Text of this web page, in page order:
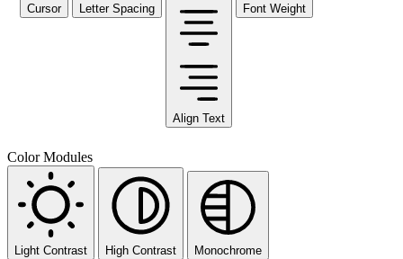
Cursor Letter Spacing
Align Text
Font Weight
Color Modules
Light Contrast High Contrast Monochrome